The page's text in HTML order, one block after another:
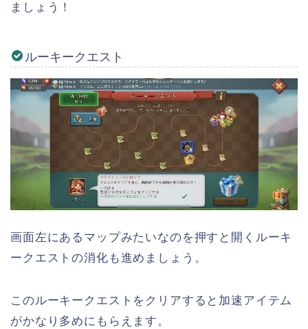
ましょう！
ルーキークエスト
画面左にあるマップみたいなのを押すと開くルーキ
ークエストの消化も進めましょう。
このルーキークエストをクリアすると加速アイテム
がかなり多めにもらえます。